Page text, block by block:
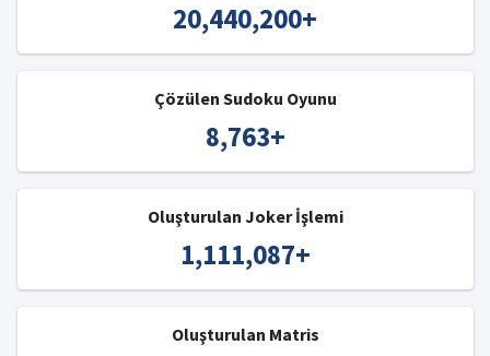
20,440,200+
Çözülen Sudoku Oyunu
8,763+
Oluşturulan Joker İşlemi
1,111,087+
Oluşturulan Matris